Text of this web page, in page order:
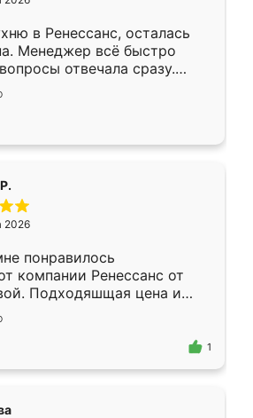
только здесь.
в Ренессанс, осталась
Менеджер всё быстро
отвечала сразу.
в субботу, подошёл к
Собрали
работали аккуратно, даже
2026
понравилось
компании Ренессанс от
Подходяшщая цена и
изготовления. Приехавший
Владислав
эскизу самый
1